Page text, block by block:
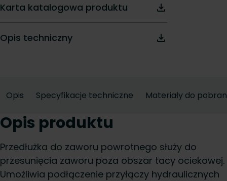
Karta katalogowa produktu
Opis techniczny
Opis Specyfikacje techniczne Materiały do
Opis produktu
Przedłużka do zaworu powrotnego służy do
przesunięcia zaworu poza obszar tacy ociekowej.
Umożliwia podłączenie przyłączy hydraulicznych